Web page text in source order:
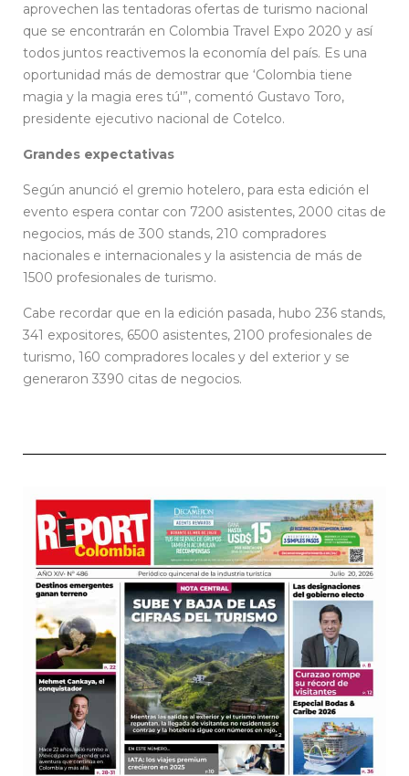
aprovechen las tentadoras ofertas de turismo nacional
que se encontrarán en Colombia Travel Expo 2020 y así
todos juntos reactivemos la economía del país. Es una
oportunidad más de demostrar que ‘Colombia tiene
magia y la magia eres tú'”, comentó Gustavo Toro,
presidente ejecutivo nacional de Cotelco.
Grandes expectativas
Según anunció el gremio hotelero, para esta edición el
evento espera contar con 7200 asistentes, 2000 citas de
negocios, más de 300 stands, 210 compradores
nacionales e internacionales y la asistencia de más de
1500 profesionales de turismo.
Cabe recordar que en la edición pasada, hubo 236 stands,
341 expositores, 6500 asistentes, 2100 profesionales de
turismo, 160 compradores locales y del exterior y se
generaron 3390 citas de negocios.